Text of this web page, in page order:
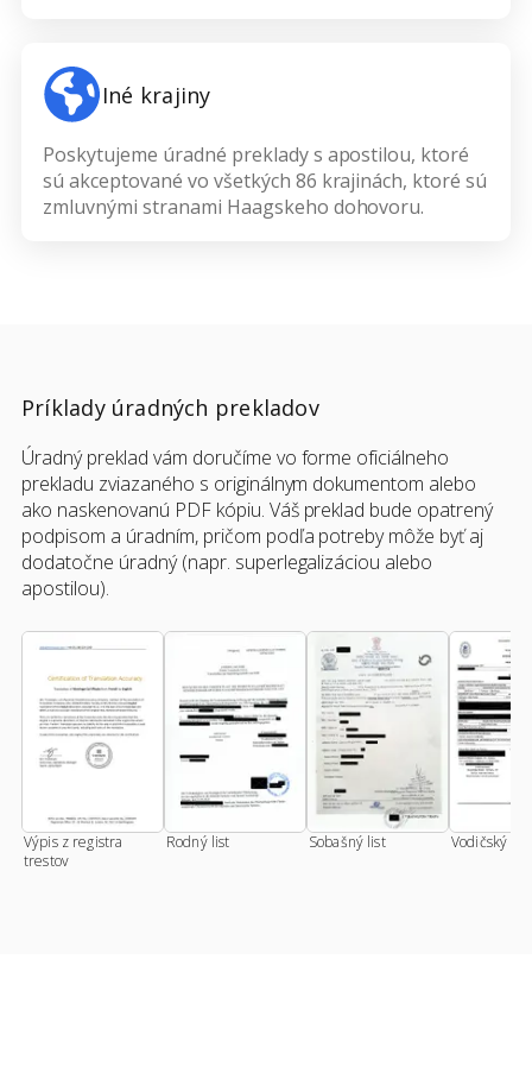
Iné krajiny
Poskytujeme úradné preklady s apostilou, ktoré
sú akceptované vo všetkých 86 krajinách, ktoré sú
zmluvnými stranami Haagskeho dohovoru.
Príklady úradných prekladov
Úradný preklad vám doručíme vo forme oficiálneho
prekladu zviazaného s originálnym dokumentom alebo
ako naskenovanú PDF kópiu. Váš preklad bude opatrený
podpisom a úradním, pričom podľa potreby môže byť aj
dodatočne úradný (napr. superlegalizáciou alebo
apostilou).
Výpis z registra
trestov
Rodný list Sobašný list Vodičský